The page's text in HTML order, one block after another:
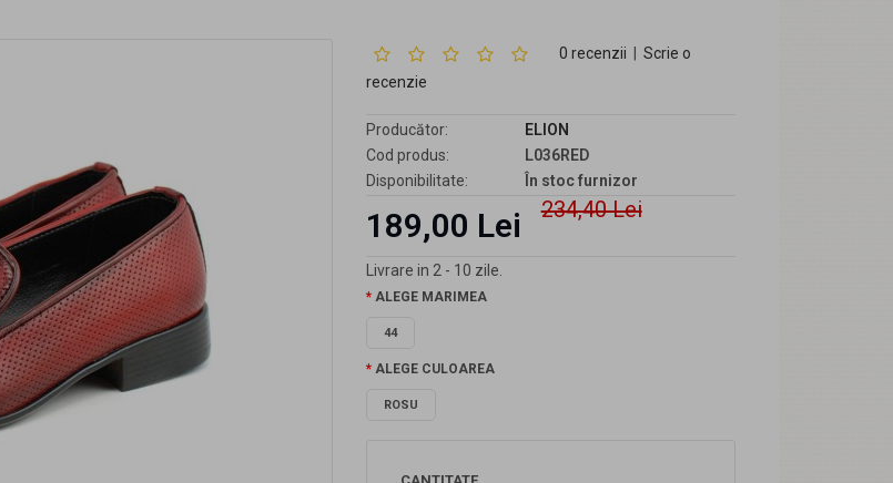
0 recenzii
Scrie o
recenzie
Producător:
ELION
Cod produs:
L036RED
Disponibilitate:
În stoc furnizor
189,00 Lei 234,40 Lei
Livrare in 2 - 10 zile.
ALEGE MARIMEA
44
ALEGE CULOAREA
ROSU